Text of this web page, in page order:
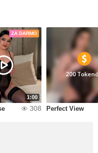
ZA DARMO
1:00
308
200
Perfect View